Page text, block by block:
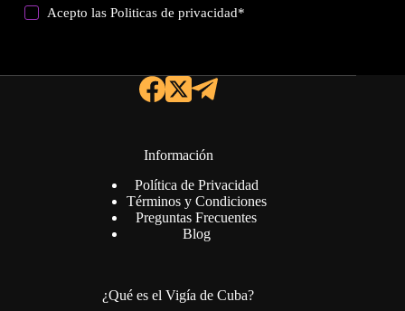
Acepto lasPoliticas de privacidad*
Información
Política de Privacidad
Términos y Condiciones
Preguntas Frecuentes
Blog
¿Qué es el Vigía de Cuba?